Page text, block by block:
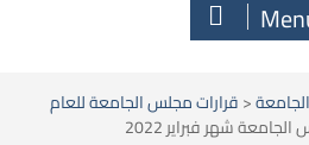
<قرارات مجلس الجامعة للعام
شهر فبراير 2022